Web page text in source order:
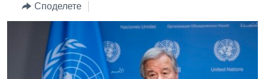
ЗДРАВЈЕ
УМЕТНОСТ И ЗАБАВА
ИНТЕРВЈУА
ИЗБОРИ ВО САД 2020 - АРХИВА
Споделете